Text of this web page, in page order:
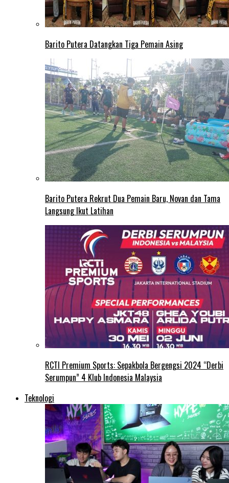
Barito Putera Datangkan Tiga Pemain Asing
Barito Putera Rekrut Dua Pemain Baru, Novan dan Tama
Langsung Ikut Latihan
RCTI Premium Sports: Sepakbola Bergengsi 2024 “Derbi
Serumpun” 4 Klub Indonesia Malaysia
Teknologi